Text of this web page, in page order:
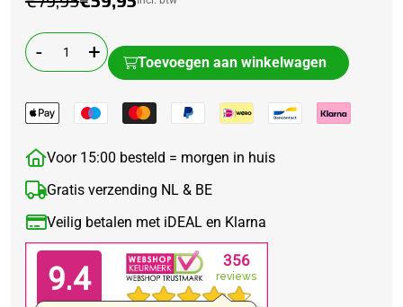
- + Toevoegen aan winkelwagen
Voor 15:00 besteld = morgen in huis
Gratis verzending NL & BE
Veilig betalen met iDEAL en Klarna